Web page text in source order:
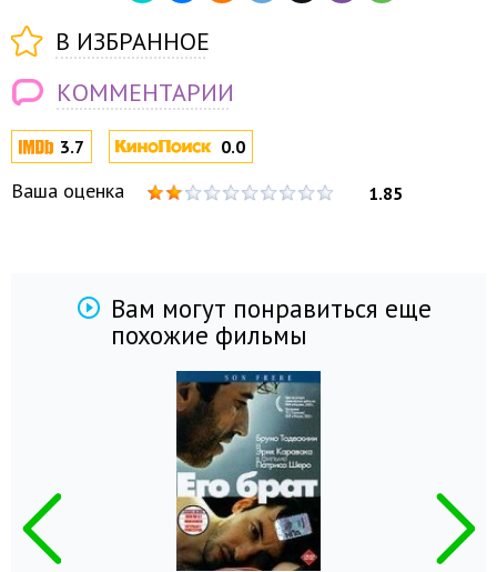
3.7 0.0
Ваша оценка 1.85
В ИЗБРАННОЕ
КОММЕНТАРИИ
Вам могут понравиться еще
похожие фильмы